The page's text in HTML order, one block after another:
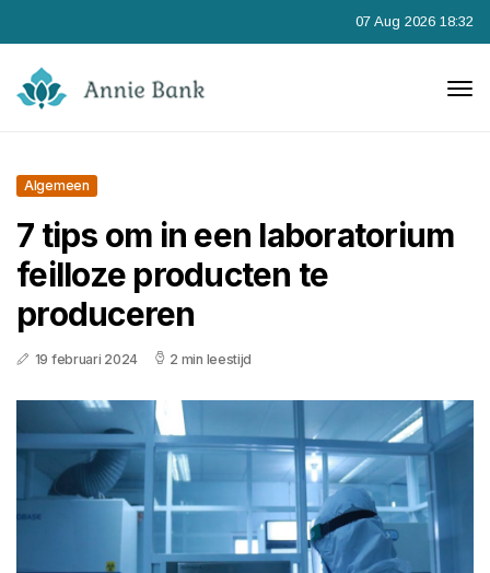
07 Aug 2026 18:32
Algemeen
7 tips om in een laboratorium
feilloze producten te
produceren
19 februari 2024 2 min leestijd